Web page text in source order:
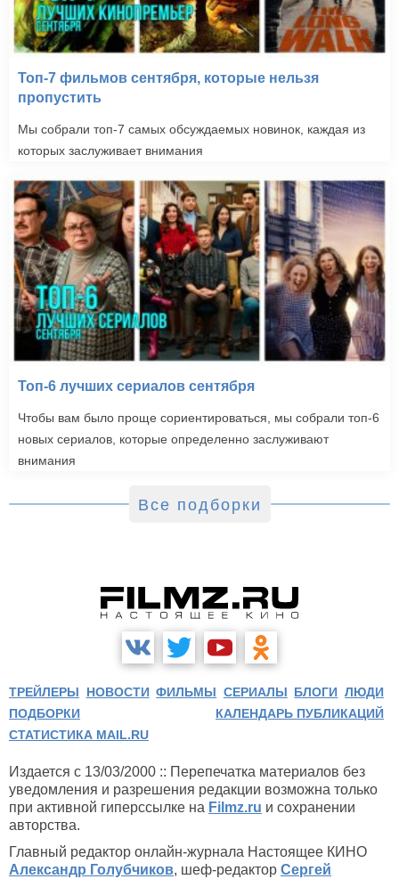
Топ-7 фильмов сентября, которые нельзя
пропустить
Мы собрали топ-7 самых обсуждаемых новинок, каждая из
которых заслуживает внимания
Топ-6 лучших сериалов сентября
Чтобы вам было проще сориентироваться, мы собрали топ-6
новых сериалов, которые определенно заслуживают
внимания
Все подборки
ТРЕЙЛЕРЫ НОВОСТИ ФИЛЬМЫ СЕРИАЛЫ БЛОГИ ЛЮДИ
ПОДБОРКИ
КАЛЕНДАРЬ ПУБЛИКАЦИЙ
СТАТИСТИКА MAIL.RU
Издается с 13/03/2000 :: Перепечатка материалов без
уведомления и разрешения редакции возможна только
при активной гиперссылке на Filmz.ru и сохранении
авторства.
Главный редактор онлайн-журнала Настоящее КИНО
Александр Голубчиков, шеф-редактор Сергей